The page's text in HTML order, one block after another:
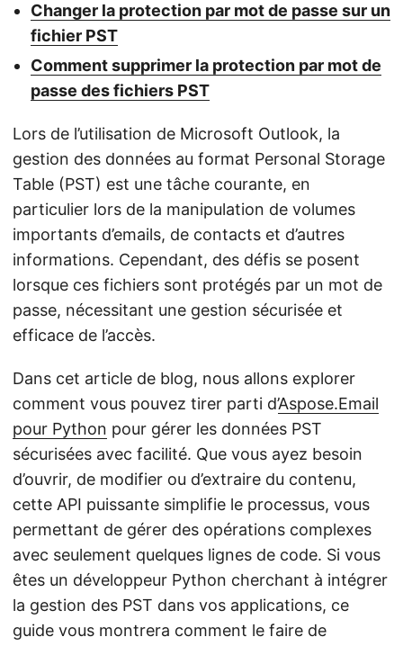
Changer la protection par mot de passe sur un
fichier PST
Comment supprimer la protection par mot de
passe des fichiers PST
Lors de l’utilisation de Microsoft Outlook, la
gestion des données au format Personal Storage
Table (PST) est une tâche courante, en
particulier lors de la manipulation de volumes
importants d’emails, de contacts et d’autres
informations. Cependant, des défis se posent
lorsque ces fichiers sont protégés par un mot de
passe, nécessitant une gestion sécurisée et
efficace de l’accès.
Dans cet article de blog, nous allons explorer
comment vous pouvez tirer parti d’Aspose.Email
pour Python pour gérer les données PST
sécurisées avec facilité. Que vous ayez besoin
d’ouvrir, de modifier ou d’extraire du contenu,
cette API puissante simplifie le processus, vous
permettant de gérer des opérations complexes
avec seulement quelques lignes de code. Si vous
êtes un développeur Python cherchant à intégrer
la gestion des PST dans vos applications, ce
guide vous montrera comment le faire de